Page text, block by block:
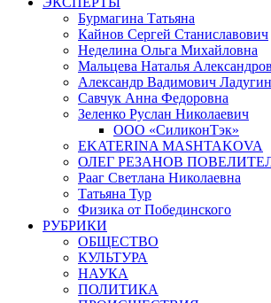
Бурмагина Татьяна
Кайнов Сергей Станиславович
Неделина Ольга Михайловна
Мальцева Наталья
Александр Вадимович Ладугин
Савчук Анна Федоровна
Зеленко Руслан Николаевич
ООО «СиликонТэк»
EKATERINA MASHTAKOVA
ОЛЕГ РЕЗАНОВ
Рааг Светлана Николаевна
Татьяна Тур
Физика от Побединского
РУБРИКИ
ОБЩЕСТВО
КУЛЬТУРА
НАУКА
ПОЛИТИКА